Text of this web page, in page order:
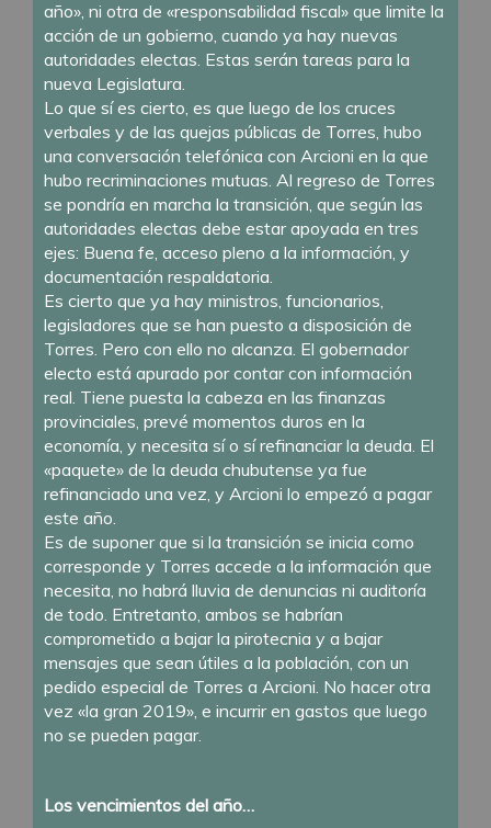
año», ni otra de «responsabilidad fiscal» que limite la
acción de un gobierno, cuando ya hay nuevas
autoridades electas. Estas serán tareas para la
nueva Legislatura.
Lo que sí es cierto, es que luego de los cruces
verbales y de las quejas públicas de Torres, hubo
una conversación telefónica con Arcioni en la que
hubo recriminaciones mutuas. Al regreso de Torres
se pondría en marcha la transición, que según las
autoridades electas debe estar apoyada en tres
ejes: Buena fe, acceso pleno a la información, y
documentación respaldatoria.
Es cierto que ya hay ministros, funcionarios,
legisladores que se han puesto a disposición de
Torres. Pero con ello no alcanza. El gobernador
electo está apurado por contar con información
real. Tiene puesta la cabeza en las finanzas
provinciales, prevé momentos duros en la
economía, y necesita sí o sí refinanciar la deuda. El
«paquete» de la deuda chubutense ya fue
refinanciado una vez, y Arcioni lo empezó a pagar
este año.
Es de suponer que si la transición se inicia como
corresponde y Torres accede a la información que
necesita, no habrá lluvia de denuncias ni auditoría
de todo. Entretanto, ambos se habrían
comprometido a bajar la pirotecnia y a bajar
mensajes que sean útiles a la población, con un
pedido especial de Torres a Arcioni. No hacer otra
vez «la gran 2019», e incurrir en gastos que luego
no se pueden pagar.
Los vencimientos del año…